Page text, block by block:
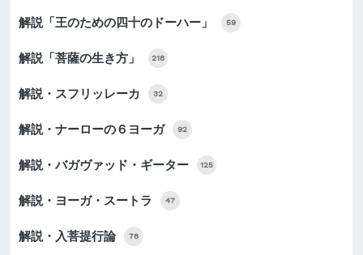
解説「王のための四十のドーハー」 59
解説「菩薩の生き方」 218
解説・スフリッレーカ 32
解説・ナーローの６ヨーガ 92
解説・バガヴァッド・ギーター 125
解説・ヨーガ・スートラ 47
解説・入菩提行論 78